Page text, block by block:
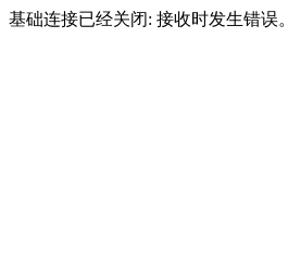
基础连接已经关闭: 接收时发生错误。